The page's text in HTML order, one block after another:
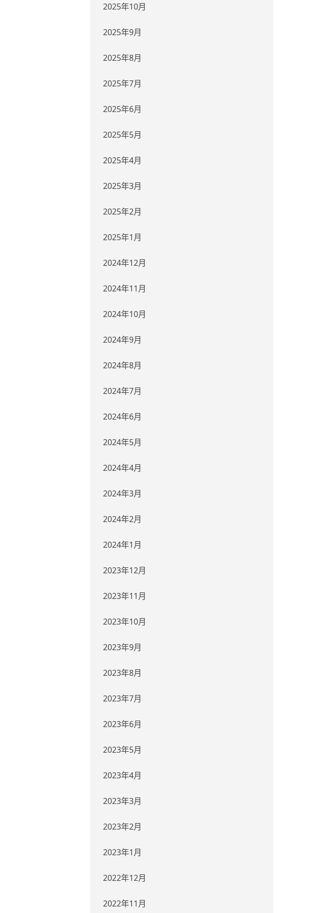
2025年10月
2025年9月
2025年8月
2025年7月
2025年6月
2025年5月
2025年4月
2025年3月
2025年2月
2025年1月
2024年12月
2024年11月
2024年10月
2024年9月
2024年8月
2024年7月
2024年6月
2024年5月
2024年4月
2024年3月
2024年2月
2024年1月
2023年12月
2023年11月
2023年10月
2023年9月
2023年8月
2023年7月
2023年6月
2023年5月
2023年4月
2023年3月
2023年2月
2023年1月
2022年12月
2022年11月